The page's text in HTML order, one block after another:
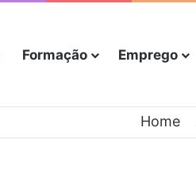
Formação Emprego
Home